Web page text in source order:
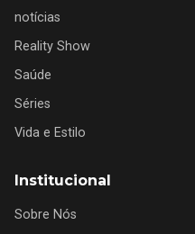
notícias
Reality Show
Saúde
Séries
Vida e Estilo
Institucional
Sobre Nós